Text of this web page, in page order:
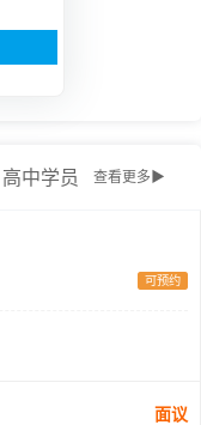
高中学员 查看更多▶
可预约
面议